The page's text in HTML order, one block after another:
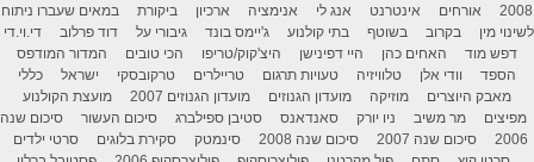
2008
אורחים אינטרנט אנג לי אנימציה ארכיון ביקורת
במאים שעברו ניתוח
לשינוי מין
בקרוב בשוטף בתי קולנוע ג'יימס בונד גיבורי על דוד פרלוב
די.וי.די
דפש מוד
האחים כהן היי דפינישן היצ'קוק/טריפו הכי טובים
המדור המודפס
הספד
וודי אלן טלוויזיה טעויות תרגום טריילרים טרקובסקי ישראל
כללי
מאבק היוצרים
מוזיקה מועדון הגנוזים מועדון הגנוזים 2007
מועצת הקולנוע
מפיצים
מר משיב ניו יורק סאנדאנס סטיבן ספילברג סיכום העשור
סיכום שנה
2006
סיכום שנה 2007 סיכום שנה 2008 סינמטק סקירת בלוגים
סרטי ילדים